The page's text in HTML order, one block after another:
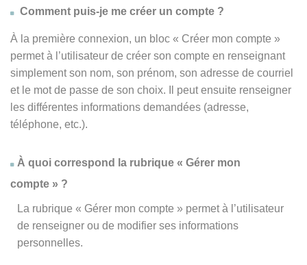
Comment puis-je me créer un compte ?
À la première connexion, un bloc « Créer mon compte »
permet à l’utilisateur de créer son compte en renseignant
simplement son nom, son prénom, son adresse de courriel
et le mot de passe de son choix. Il peut ensuite renseigner
les différentes informations demandées (adresse,
téléphone, etc.).
À quoi correspond la rubrique « Gérer mon
compte » ?
La rubrique « Gérer mon compte » permet à l’utilisateur
de renseigner ou de modifier ses informations
personnelles.